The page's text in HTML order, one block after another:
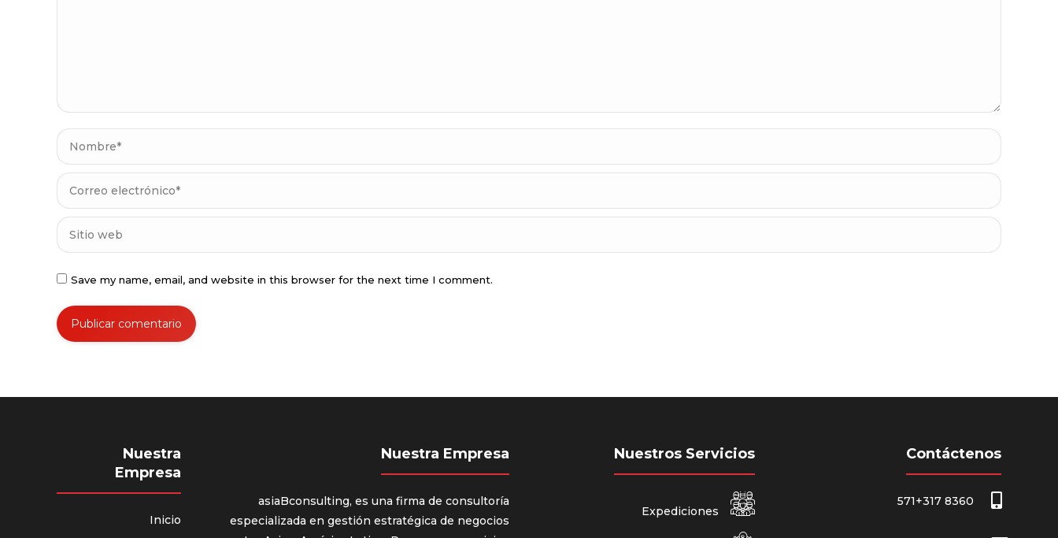
Nombre *
Correo electrónico *
Sitio web
Save my name, email, and website in this browser for the next time I comment.
Publicar comentario
Nuestra
Empresa
Inicio
Nuestra Empresa
asiaBconsulting, es una firma de consultoría
especializada en gestión estratégica de negocios
Nuestros Servicios
Expediciones
Contáctenos
571+317 8360